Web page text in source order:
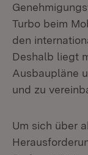
Turbo beim
den
Deshalb liegt
Ausbaupläne
und zu
Um sich über